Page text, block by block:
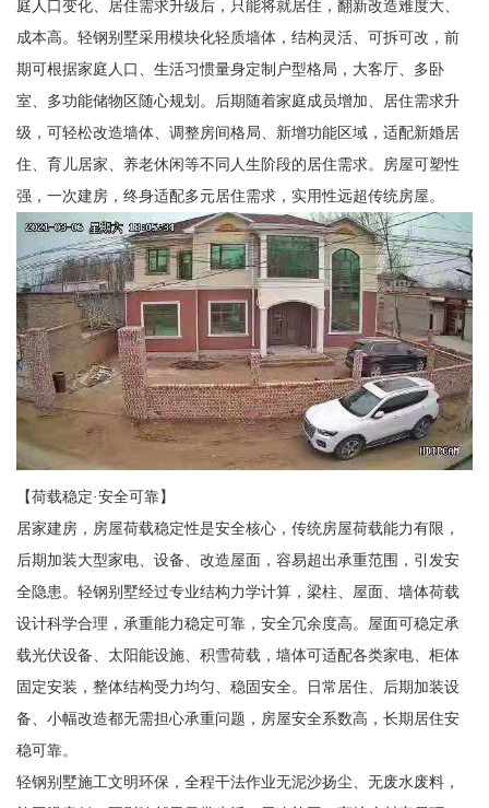
庭人口变化、居住需求升级后，只能将就居住，翻新改造难度大、
成本高。轻钢别墅采用模块化轻质墙体，结构灵活、可拆可改，前
期可根据家庭人口、生活习惯量身定制户型格局，大客厅、多卧
室、多功能储物区随心规划。后期随着家庭成员增加、居住需求升
级，可轻松改造墙体、调整房间格局、新增功能区域，适配新婚居
住、育儿居家、养老休闲等不同人生阶段的居住需求。房屋可塑性
强，一次建房，终身适配多元居住需求，实用性远超传统房屋。
【荷载稳定·安全可靠】
居家建房，房屋荷载稳定性是安全核心，传统房屋荷载能力有限，
后期加装大型家电、设备、改造屋面，容易超出承重范围，引发安
全隐患。轻钢别墅经过专业结构力学计算，梁柱、屋面、墙体荷载
设计科学合理，承重能力稳定可靠，安全冗余度高。屋面可稳定承
载光伏设备、太阳能设施、积雪荷载，墙体可适配各类家电、柜体
固定安装，整体结构受力均匀、稳固安全。日常居住、后期加装设
备、小幅改造都无需担心承重问题，房屋安全系数高，长期居住安
稳可靠。
轻钢别墅施工文明环保，全程干法作业无泥沙扬尘、无废水废料，